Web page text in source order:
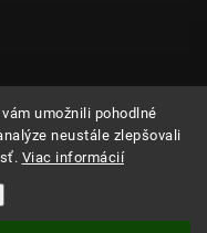
umožnili pohodlné
neustále zlepšovali
Viac informácií
práva vyhradené.